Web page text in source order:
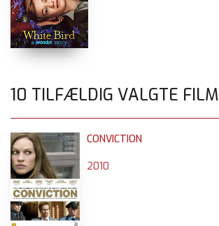
10 TILFÆLDIG VALGTE FILM
CONVICTION
2010